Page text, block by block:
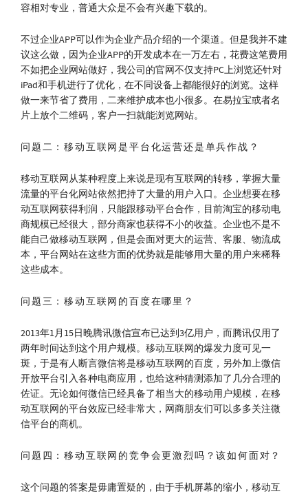
容相对专业，普通大众是不会有兴趣下载的。
不过企业APP可以作为企业产品介绍的一个渠道。但是我并不建
议这么做，因为企业APP的开发成本在一万左右，花费这笔费用
不如把企业网站做好，我公司的官网不仅支持PC上浏览还针对
iPad和手机进行了优化，在不同设备上都能很好的浏览。这样
做一来节省了费用，二来维护成本也小很多。在易拉宝或者名
片上放个二维码，客户一扫就能浏览网站。
问题二：移动互联网是平台化运营还是单兵作战？
移动互联网从某种程度上来说是现有互联网的转移，掌握大量
流量的平台化网站依然把持了大量的用户入口。企业想要在移
动互联网获得利润，只能跟移动平台合作，目前淘宝的移动电
商规模已经很大，部分商家也获得不小的收益。企业也不是不
能自己做移动互联网，但是会面对更大的运营、客服、物流成
本，平台网站在这些方面的优势就是能够用大量的用户来稀释
这些成本。
问题三：移动互联网的百度在哪里？
2013年1月15日晚腾讯微信宣布已达到3亿用户，而腾讯仅用了
两年时间达到这个用户规模。移动互联网的爆发力度可见一
斑，于是有人断言微信将是移动互联网的百度，另外加上微信
开放平台引入各种电商应用，也给这种猜测添加了几分合理的
佐证。无论如何微信已经具备了相当大的移动用户规模，在移
动互联网的平台效应已经非常大，网商朋友们可以多多关注微
信平台的商机。
问题四：移动互联网的竞争会更激烈吗？该如何面对？
这个问题的答案是毋庸置疑的，由于手机屏幕的缩小，移动互